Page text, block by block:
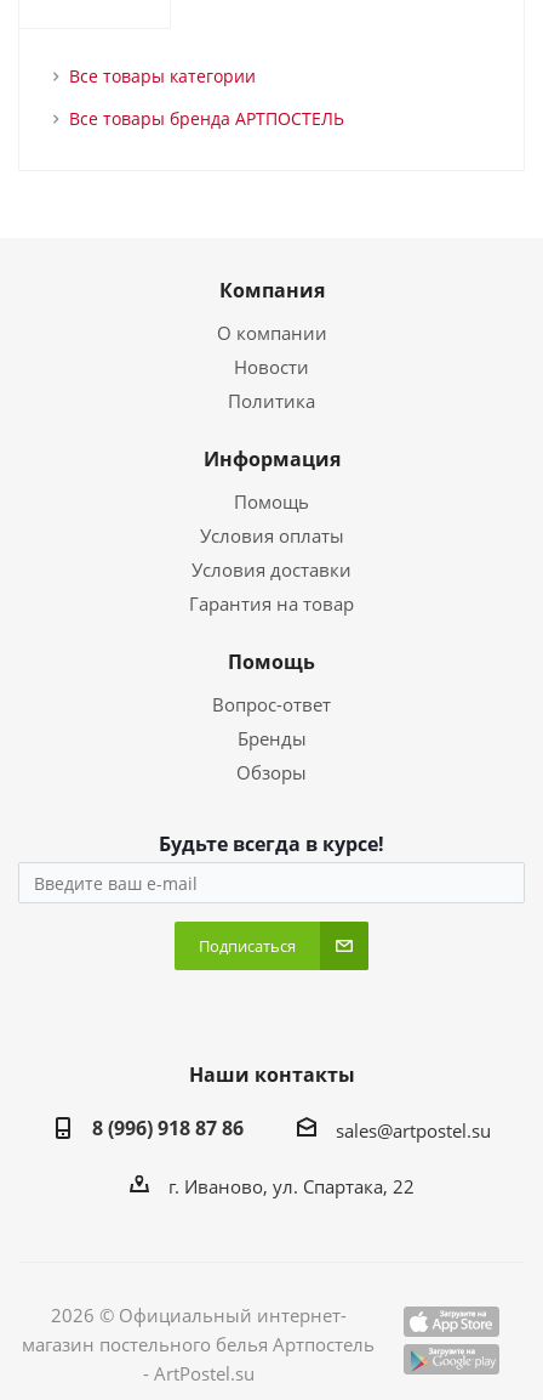
Все товары категории
Все товары бренда АРТПОСТЕЛЬ
Компания
О компании
Новости
Политика
Информация
Помощь
Условия оплаты
Условия доставки
Гарантия на товар
Помощь
Вопрос-ответ
Бренды
Обзоры
Будьте всегда в курсе!
Подписаться
Наши контакты
8 (996) 918 87 86
sales@artpostel.su
г. Иваново, ул. Спартака, 22
2026 © Официальный интернет-
магазин постельного белья Артпостель
- ArtPostel.su